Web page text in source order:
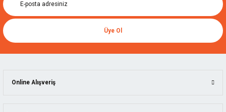
Üye Ol
Online Alışveriş